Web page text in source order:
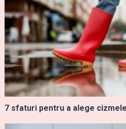
7 sfaturi pentru a alege